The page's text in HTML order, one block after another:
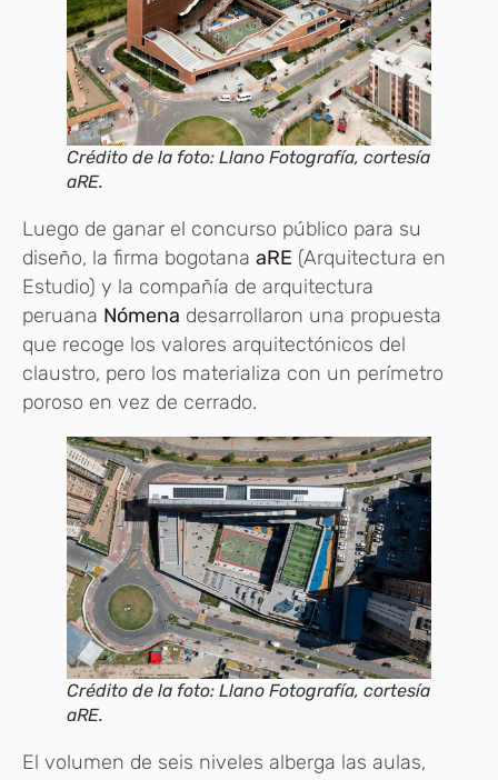
Crédito de la foto: Llano Fotografía, cortesía
aRE.
Luego de ganar el concurso público para su
diseño, la firma bogotana aRE (Arquitectura en
Estudio) y la compañía de arquitectura
peruana Nómena desarrollaron una propuesta
que recoge los valores arquitectónicos del
claustro, pero los materializa con un perímetro
poroso en vez de cerrado.
Crédito de la foto: Llano Fotografía, cortesía
aRE.
El volumen de seis niveles alberga las aulas,